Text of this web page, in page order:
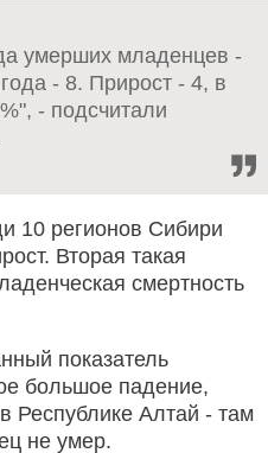
умерших младенцев -
- 8. Прирост - 4, в
- подсчитали
10 регионов Сибири
Вторая такая
смертность
показатель
большое падение,
Республике Алтай - там
не умер.